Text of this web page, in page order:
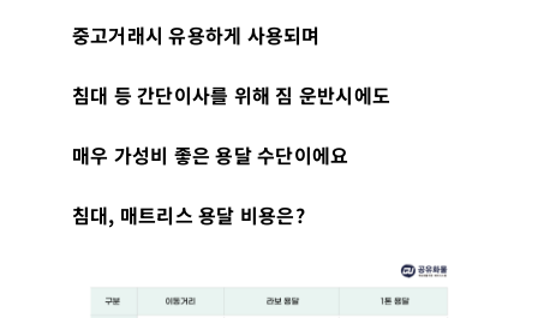
중고거래시 유용하게 사용되며
침대 등 간단이사를 위해 짐 운반시에도
매우 가성비 좋은 용달 수단이에요
침대, 매트리스 용달 비용은?